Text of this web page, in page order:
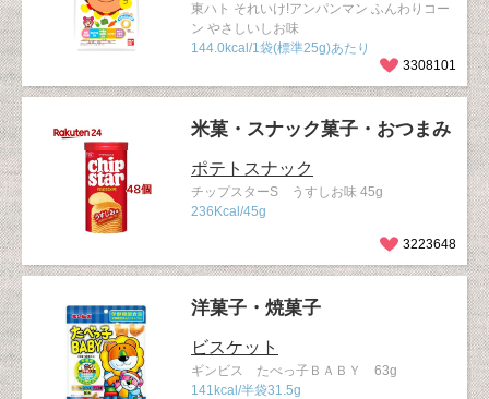
東ハト それいけ!アンパンマン ふんわりコー
ン やさしいしお味
144.0kcal/1袋(標準25g)あたり
3308101
米菓・スナック菓子・おつまみ
ポテトスナック
チップスターS うすしお味 45g
236Kcal/45g
3223648
洋菓子・焼菓子
ビスケット
ギンビス たべっ子ＢＡＢＹ 63g
141kcal/半袋31.5g